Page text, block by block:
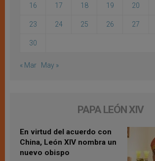
16 17 18 19 20
23 24 25 26 27
30
« Mar May »
PAPA LEÓN XIV
En virtud del acuerdo con
China, León XIV nombra un
nuevo obispo